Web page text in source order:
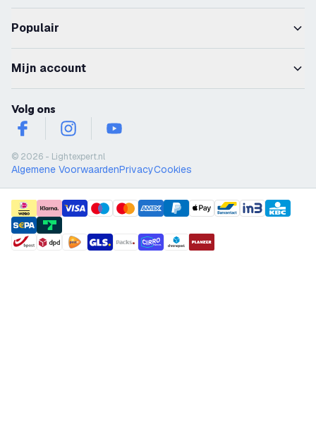
Populair
Mijn account
Volg ons
facebookinstagramyoutube
© 2026 - Lightexpert.nl
Algemene VoorwaardenPrivacyCookies
payment methods
shipment methods